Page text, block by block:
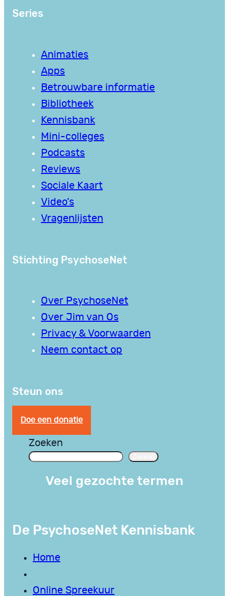
Series
Animaties
Apps
Betrouwbare informatie
Bibliotheek
Kennisbank
Mini-colleges
Podcasts
Reviews
Sociale Kaart
Video’s
Vragenlijsten
Stichting PsychoseNet
Over PsychoseNet
Over Jim van Os
Privacy & Voorwaarden
Neem contact op
Steun ons
Doe een donatie
Zoeken
Veel gezochte termen
De PsychoseNet Kennisbank
Home
Online Spreekuur